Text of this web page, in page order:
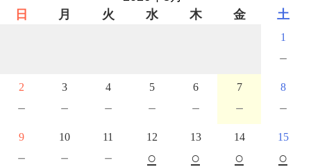
日
月 火 水 木 金 土
1
－
2
－
3
－
4
－
5
－
6
－
7
－
8
－
9
－
10
－
11
－
12
○
13
○
14
○
15
○